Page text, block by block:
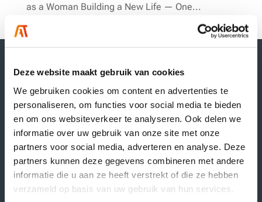
Deze website maakt gebruik van cookies
We gebruiken cookies om content en advertenties te
personaliseren, om functies voor social media te bieden
en om ons websiteverkeer te analyseren. Ook delen we
informatie over uw gebruik van onze site met onze
partners voor social media, adverteren en analyse. Deze
partners kunnen deze gegevens combineren met andere
informatie die u aan ze heeft verstrekt of die ze hebben
verzameld op basis van uw gebruik van hun services.
as a Woman Building a New Life — One...